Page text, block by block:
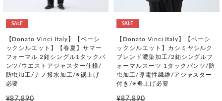
SALE
【Donato Vinci Italy】【ベーシ
ックシルエット】【春夏】サマー
フォーマル 2釦シングル1タックパ
ンツ/ウエストアジャスター仕様/
防虫加工/ナノ撥水加工/※裾上げ
必要
¥87,890
SALE
【Donato Vinci Italy】【ベーシ
ックシルエット】カシミヤシルク
ブレンド濃染加工/2釦シングルフ
ォーマルスーツ 1タックパンツ/防
虫加工/導電性繊維/アジャスター
付き/※裾上げ必要
¥87,890